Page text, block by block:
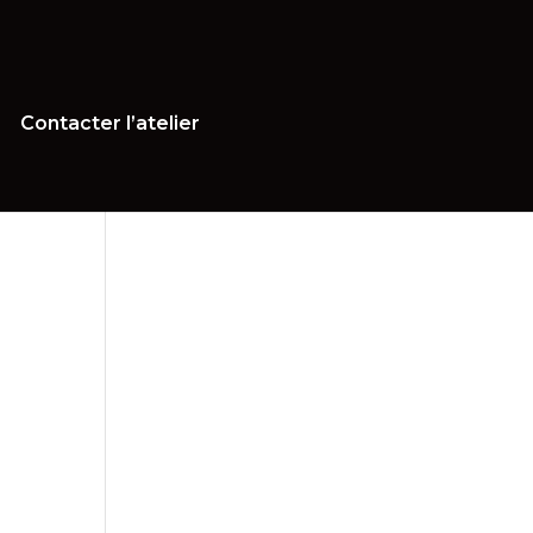
Contacter l’atelier